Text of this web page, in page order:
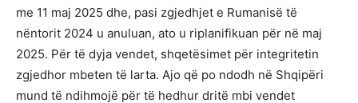
me 11 maj 2025 dhe, pasi zgjedhjet e Rumanisë të
nëntorit 2024 u anuluan, ato u riplanifikuan për në maj
2025. Për të dyja vendet, shqetësimet për integritetin
zgjedhor mbeten të larta. Ajo që po ndodh në Shqipëri
mund të ndihmojë për të hedhur dritë mbi vendet